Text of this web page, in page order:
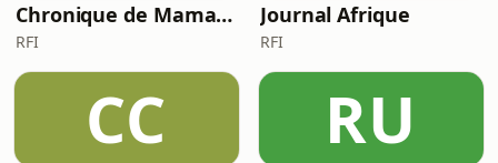
Chronique de Mamane
RFI
Journal Afrique
RFI
CC RU